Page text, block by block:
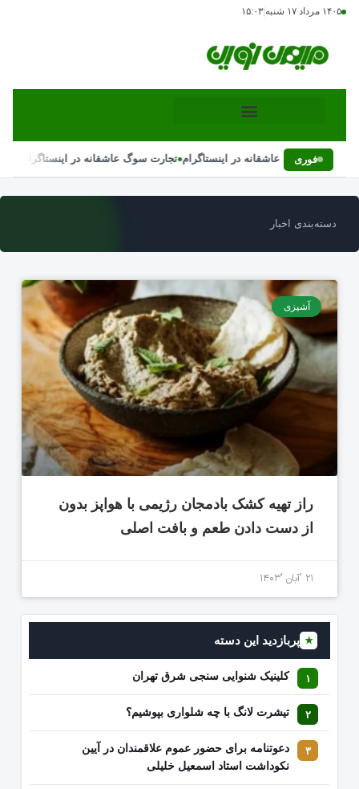
۱۴۰۵ مرداد ۱۷ شنبه ۱۵:۰۳
فوری
تجارت سوگ عاشقانه در اینستاگرام•تجارت سوگ عاشقانه در اینستاگرام
دسته‌بندی اخبار
آشپزی
راز تهیه کشک بادمجان رژیمی با هواپز بدون
از دست دادن طعم و بافت اصلی
۲۱ 'آبان '۱۴۰۳
★ پربازدید این دسته
کلینیک شنوایی سنجی شرق تهران
تیشرت لانگ با چه شلواری بپوشیم؟
دعوتنامه برای حضور عموم علاقمندان در آیین
نکوداشت استاد اسمعیل خلیلی